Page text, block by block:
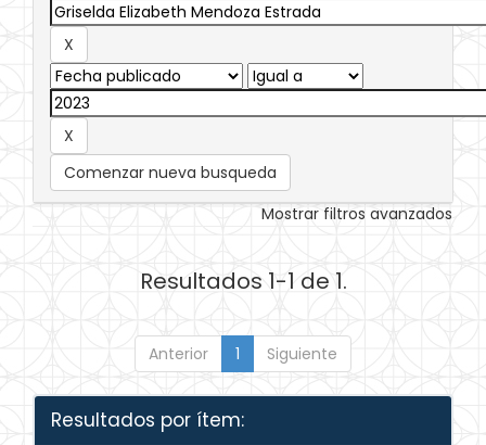
Comenzar nueva busqueda
Mostrar filtros avanzados
Resultados 1-1 de 1.
Anterior 1 Siguiente
Resultados por ítem: